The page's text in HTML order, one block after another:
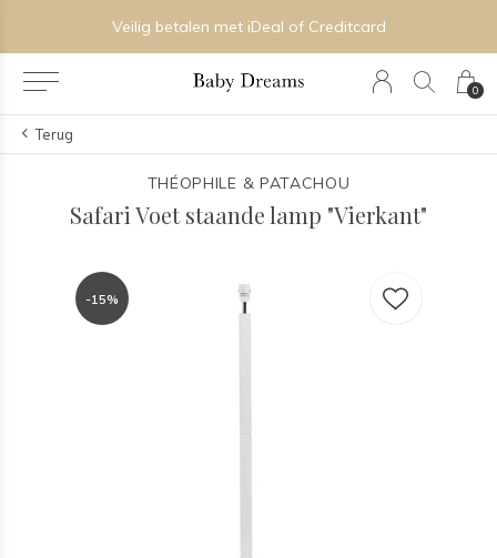
0
Veilig betalen met iDeal of Creditcard
Terug
THÉOPHILE & PATACHOU
Safari Voet staande lamp "Vierkant"
-15%